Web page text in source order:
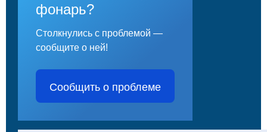
фонарь?
Столкнулись с проблемой —
сообщите о ней!
Сообщить о проблеме